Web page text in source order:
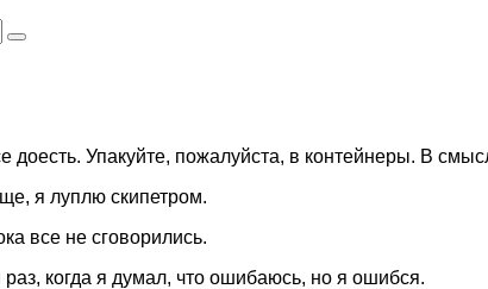
доесть. Упакуйте, пожалуйста, в контейнеры. В
я луплю скипетром.
все не сговорились.
когда я думал, что ошибаюсь, но я ошибся.